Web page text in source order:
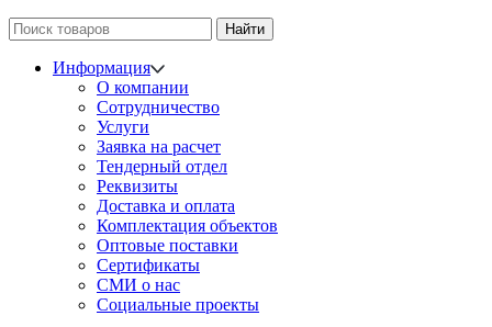
Найти
Информация
О компании
Сотрудничество
Услуги
Заявка на расчет
Тендерный отдел
Реквизиты
Доставка и оплата
Комплектация объектов
Оптовые поставки
Сертификаты
СМИ о нас
Социальные проекты